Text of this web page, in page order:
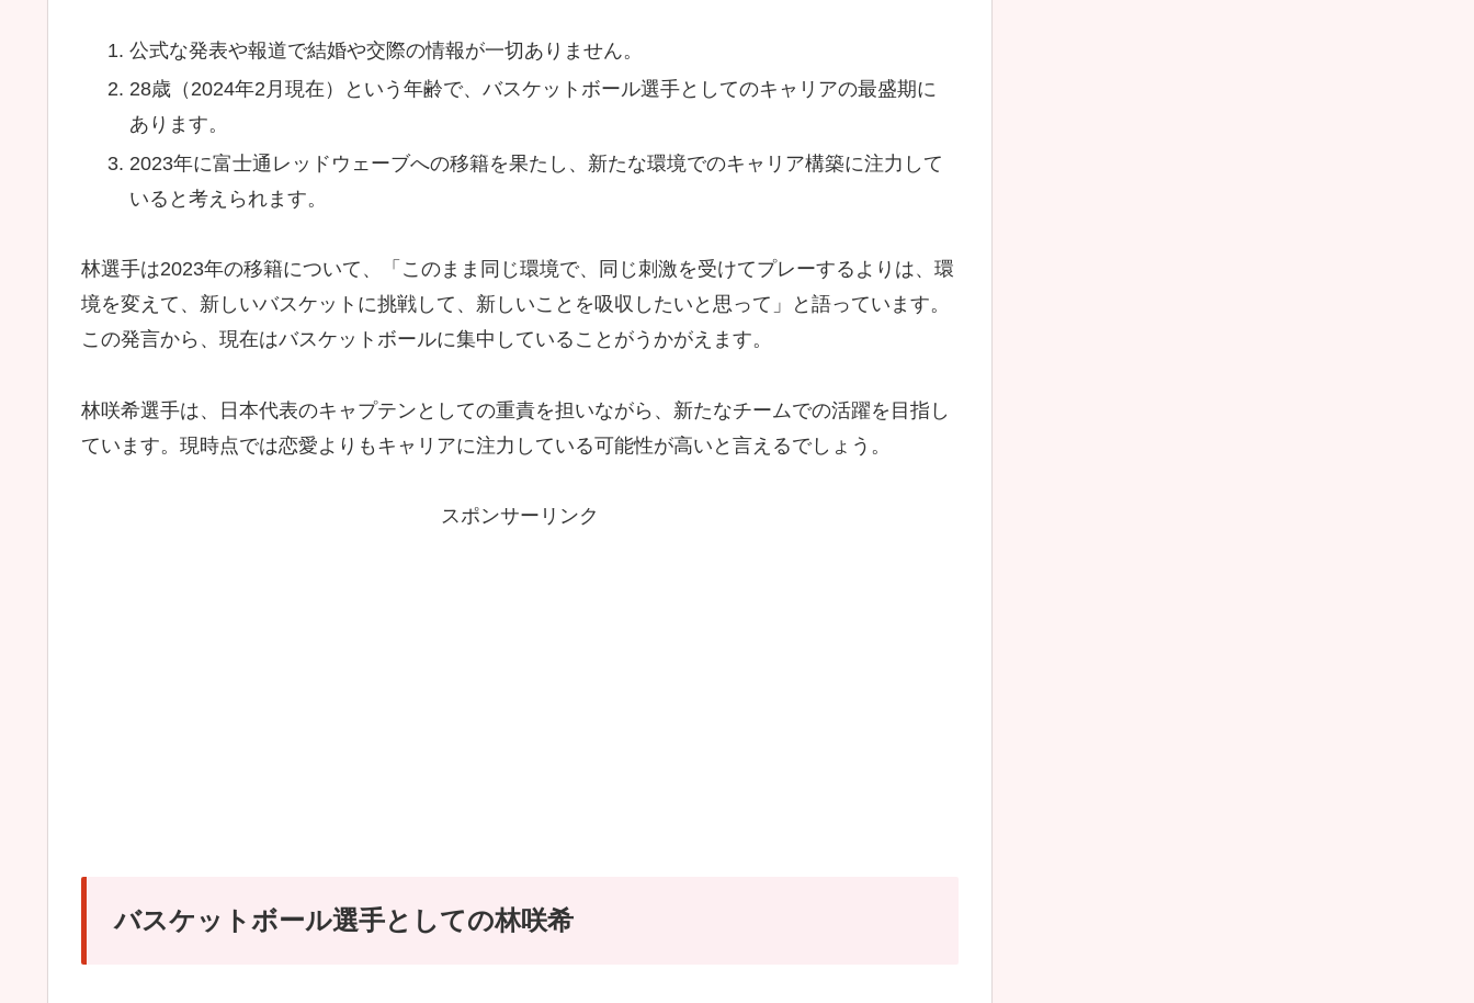
公式な発表や報道で結婚や交際の情報が一切ありません。
28歳（2024年2月現在）という年齢で、バスケットボール選手としてのキャリアの最盛期に
あります。
2023年に富士通レッドウェーブへの移籍を果たし、新たな環境でのキャリア構築に注力して
いると考えられます。
林選手は2023年の移籍について、「このまま同じ環境で、同じ刺激を受けてプレーするよりは、環
境を変えて、新しいバスケットに挑戦して、新しいことを吸収したいと思って」と語っています。
この発言から、現在はバスケットボールに集中していることがうかがえます。
林咲希選手は、日本代表のキャプテンとしての重責を担いながら、新たなチームでの活躍を目指し
ています。現時点では恋愛よりもキャリアに注力している可能性が高いと言えるでしょう。
スポンサーリンク
バスケットボール選手としての林咲希